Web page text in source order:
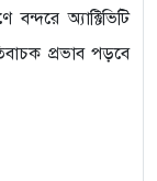
অ্যাক্টিভিটি
প্রভাব পড়বে